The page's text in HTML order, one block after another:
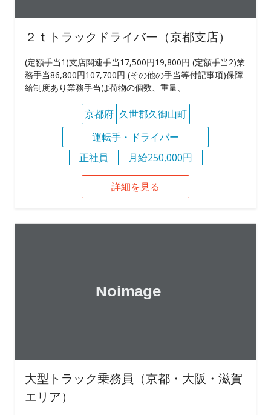
２ｔトラックドライバー（京都支店）
(定額手当1)支店関連手当17,500円19,800円 (定額手当2)業
務手当86,800円107,700円 (その他の手当等付記事項)保障
給制度あり業務手当は荷物の個数、重量、
京都府 久世郡久御山町
運転手・ドライバー
正社員
月給250,000円
詳細を見る
大型トラック乗務員（京都・大阪・滋賀
エリア）